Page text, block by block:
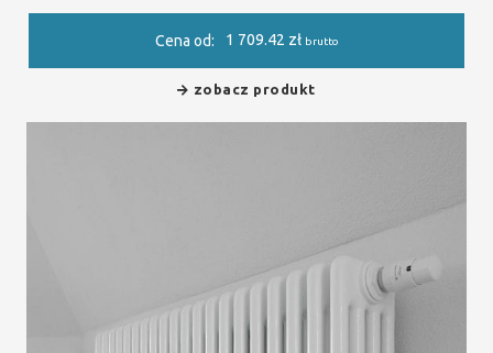
Cena od: 1 709.42 zł brutto
zobacz produkt